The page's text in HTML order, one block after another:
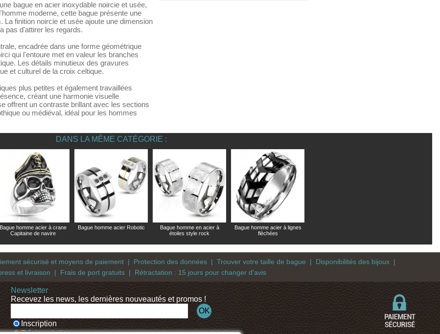
bague en acier inoxydable noircie et usée,
moderne, cette bague présente une
finition noircie et usée ajoute une dimension
pas d'attirer les regards.
encadrée dans une forme géométrique
qui l'entoure met en valeur les branches
Les détails minutieux des gravures
et culturel de la croix celtique.
plus petites et également travaillées
créant une harmonie visuelle
offrent un contraste brillant avec les sections
ou médiéval, idéal pour les hommes
DANS LA MÊME CATÉGORIE :
Bague homme acier à crane
Capitaine de navire
Bague homme acier Robotic
Bague homme en acier à
étoiles style rock
Bague homme acier à lignes
flèchées
Newsletter
Recevez les news, les dernières nouveautés et promos !
Inscription
sécurisé et moyens de paiement| Protection des données| Trouver votre taille de bague | Disponibilités des bijoux|
et livraison | Frais de port gratuits | Rétractation : 15 jours pour changer d'avis